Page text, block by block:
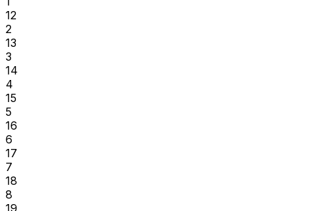
12
2
13
3
14
4
15
5
16
6
17
7
18
8
19